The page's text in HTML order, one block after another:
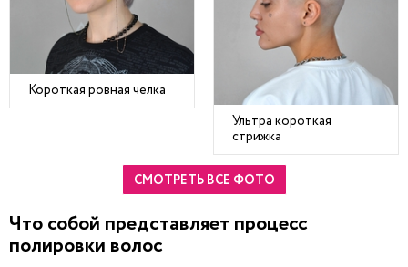
Короткая ровная челка
Ультра короткая
стрижка
СМОТРЕТЬ ВСЕ ФОТО
Что собой представляет процесс
полировки волос